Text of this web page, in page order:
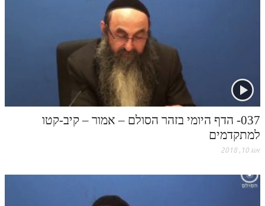
הזוהר הקדוש תרומה מתקדמים
הזוהר הקדוש ספרא דצניעותא
הזוהר הקדוש תצווה השקפה
הזוהר הקדוש תצווה מתקדמים
ספר הזוהר הקדוש כי תשא השקפה
ספר הזוהר הקדוש כי תשא מתקדמים
037- הדף היומי בזהר הסולם – אמור – קיב-קטו
למתקדמים
אוג 10, 2018